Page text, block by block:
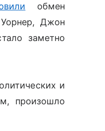
обмен
Джон
заметно
и
произошло